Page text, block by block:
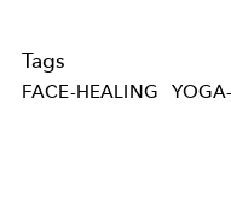
Tags
FACE-HEALING